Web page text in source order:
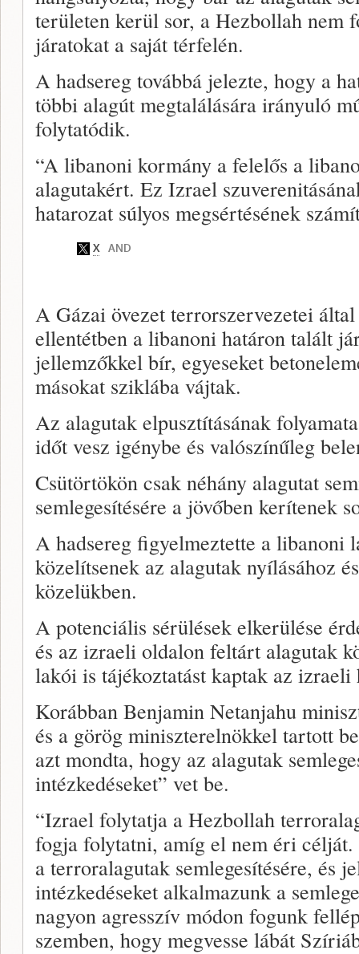
területen kerül sor, a Hezbollah nem
járatokat a saját térfelén.
A hadsereg továbbá jelezte, hogy a
többi alagút megtalálására irányuló
folytatódik.
“A libanoni kormány a felelős a
alagutakért. Ez Izrael
hatarozat súlyos megsértésének
A Gázai övezet terrorszervezetei
ellentétben a libanoni határon talált
jellemzőkkel bír, egyeseket
másokat sziklába vájtak.
Az alagutak elpusztításának
időt vesz igénybe és valószínűleg
Csütörtökön csak néhány alagutat
semlegesítésére a jövőben kerítenek
A hadsereg figyelmeztette a libanoni
közelítsenek az alagutak nyílásához
közelükben.
A potenciális sérülések elkerülése
és az izraeli oldalon feltárt alagutak
lakói is tájékoztatást kaptak az izraeli
Korábban Benjamin Netanjahu
és a görög miniszterelnökkel tartott
azt mondta, hogy az alagutak
intézkedéseket” vet be.
“Izrael folytatja a Hezbollah
fogja folytatni, amíg el nem éri
a terroralagutak semlegesítésére, és
intézkedéseket alkalmazunk a
nagyon agresszív módon fogunk
szemben, hogy megvesse lábát